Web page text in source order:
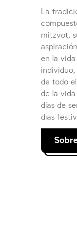
La
mitzvot,
en la
de todo
de la
días de
días